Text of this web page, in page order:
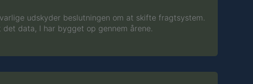
udskyder beslutningen om at skifte fragtsystem.
data, I har bygget op gennem årene.